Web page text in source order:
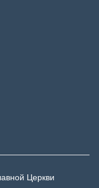
Церкви